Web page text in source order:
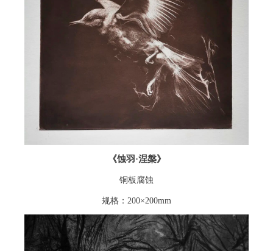
《蚀羽·涅槃》
铜板腐蚀
规格：200×200mm